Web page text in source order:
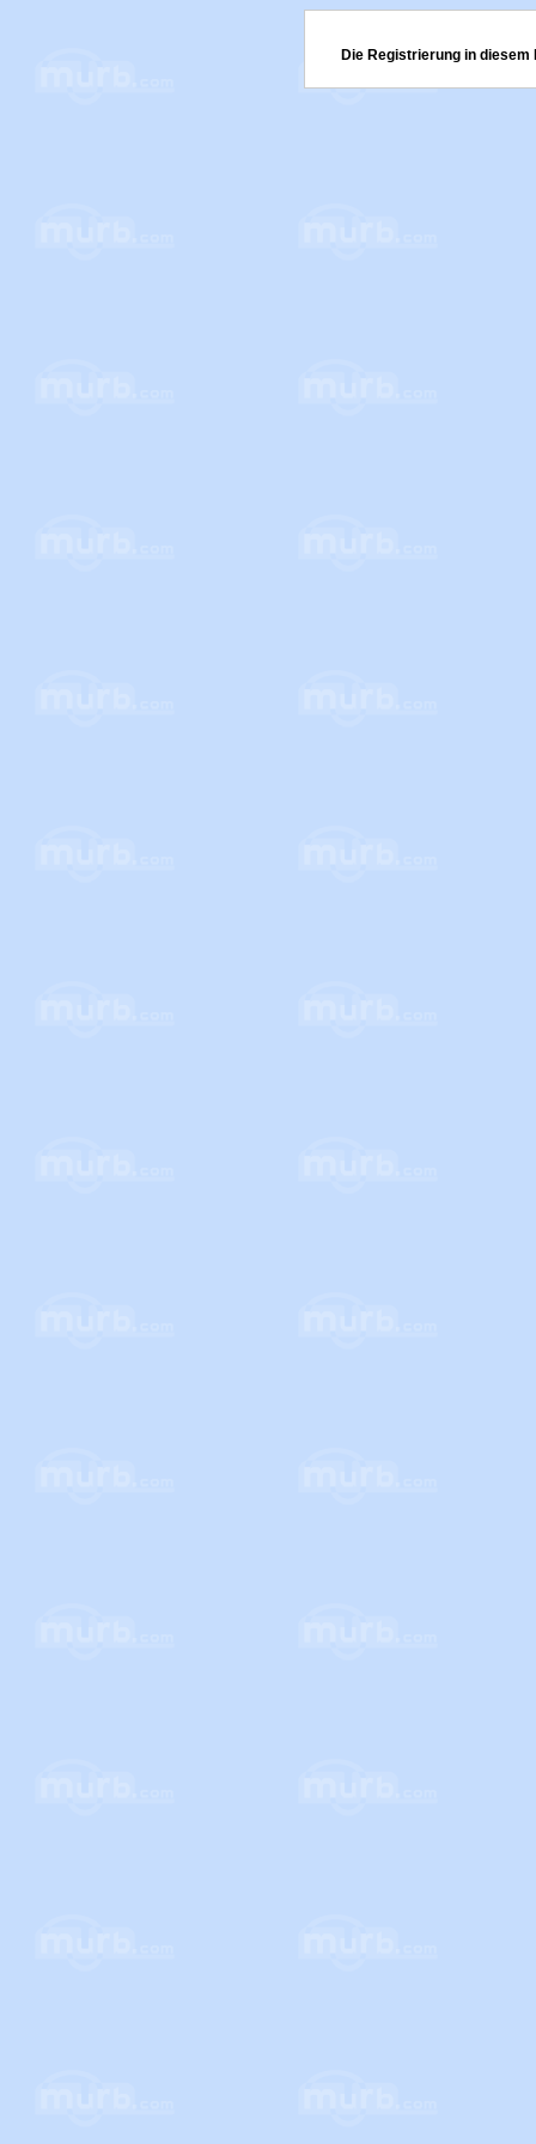
Die Registrierung in